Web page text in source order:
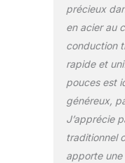
précieux
en acier au
conduction
rapide et
pouces est
généreux,
J’apprécie
traditionnel
apporte une